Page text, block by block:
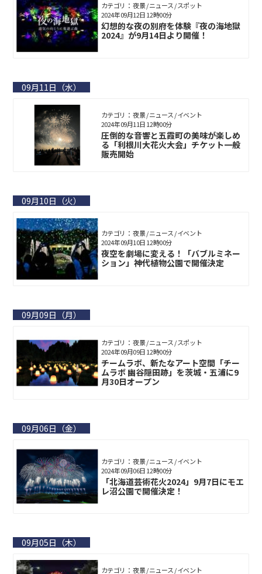
カテゴリ： 夜景 / ニュース / スポット
幻想的な夜の別府を体験『夜の海地獄
2024』が9月14日より開催！
2024年09月12日 12時00分
09月11日（水）
カテゴリ： 夜景 / ニュース / イベント
圧倒的な音響と五霞町の美味が楽しめ
る「利根川大花火大会」チケット一般
販売開始
2024年09月11日 12時00分
09月10日（火）
カテゴリ： 夜景 / ニュース / イベント
夜空を劇場に変える！「バブルミネー
ション」神代植物公園で開催決定
2024年09月10日 12時00分
09月09日（月）
カテゴリ： 夜景 / ニュース / スポット
チームラボ、新たなアート空間「チー
ムラボ 幽谷隠田跡」を茨城・五浦に9
月30日オープン
2024年09月09日 12時00分
09月06日（金）
カテゴリ： 夜景 / ニュース / イベント
「北海道芸術花火2024」9月7日にモエ
レ沼公園で開催決定！
2024年09月06日 12時00分
09月05日（木）
カテゴリ： 夜景 / ニュース / イベント